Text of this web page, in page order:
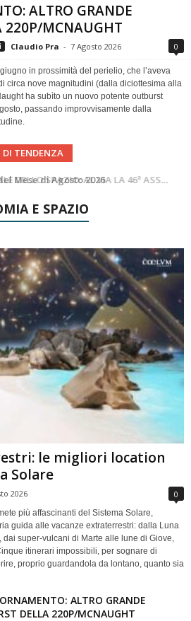
ALTRO GRANDE
220P/MCNAUGHT
Claudio Pra - 7 Agosto 2026 0
in prossimità del perielio, che l’aveva
circa nove magnitudini (dalla diciottesima alla
ha subìto un nuovo potente outburst
passando improvvisamente dalla
DI TENDENZA
di Agosto 2026
del mese – Agosto 2026
E SPAZIO
le migliori location
Solare
2026 0
più affascinanti del Sistema Solare,
guida alle vacanze extraterrestri: dalla Luna
super-vulcani di Marte alle lune di Giove,
itinerari impossibili, per sognare di
proprio guardandola da lontano, quanto sia
ALTRO GRANDE
DELLA 220P/MCNAUGHT